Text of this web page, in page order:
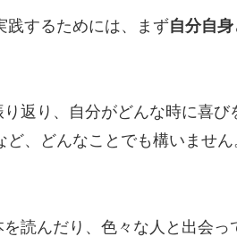
践するためには、まず自分自
返り、自分がどんな時に喜
ど、どんなことでも構いませ
読んだり、色々な人と出会